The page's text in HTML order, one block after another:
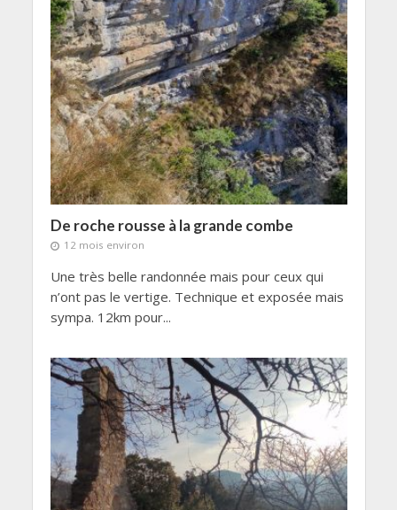
De roche rousse à la grande combe
12 mois environ
Une très belle randonnée mais pour ceux qui
n’ont pas le vertige. Technique et exposée mais
sympa. 12km pour...